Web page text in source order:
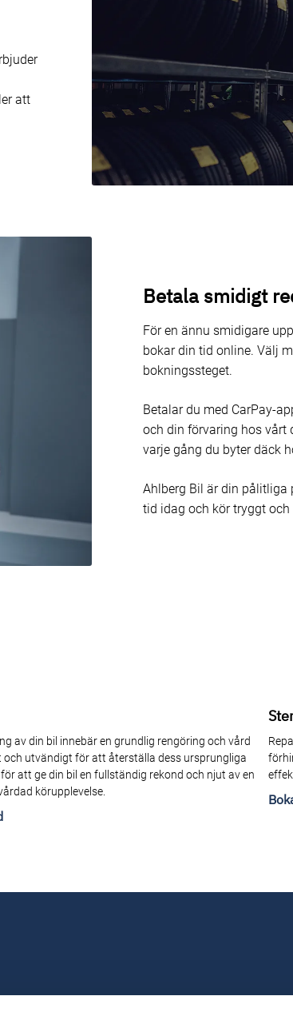
att
Betala smidigt
För en ännu smidigare
bokar din tid online. Välj
bokningssteget.
Betalar du med CarPay-
och din förvaring hos vårt
varje gång du byter däck
Ahlberg Bil är din pålitliga
tid idag och kör tryggt och
av din bil innebär en grundlig rengöring och vård
och utvändigt för att återställa dess ursprungliga
att ge din bil en fullständig rekond och njut av en
körupplevelse.